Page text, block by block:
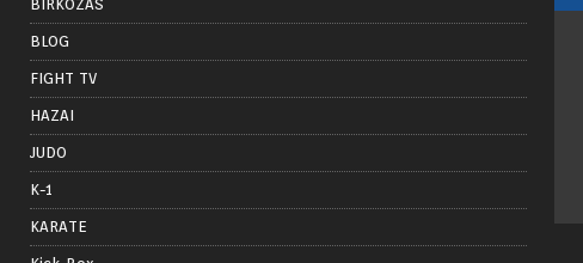
BIRKÓZÁS
BLOG
FIGHT TV
HAZAI
JUDO
K-1
KARATE